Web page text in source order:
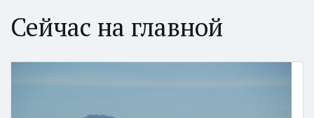
Сейчас на главной